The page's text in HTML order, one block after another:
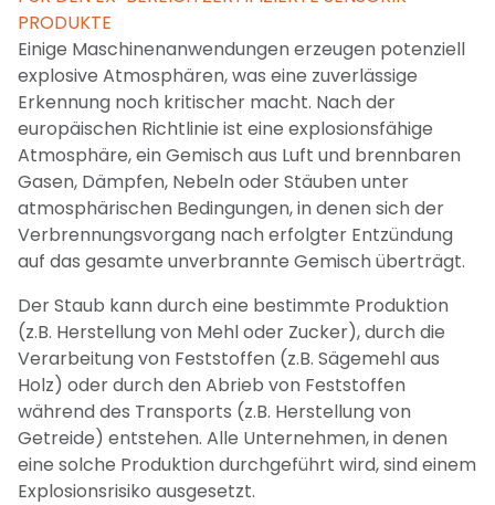
PRODUKTE
Einige Maschinenanwendungen erzeugen potenziell
explosive Atmosphären, was eine zuverlässige
Erkennung noch kritischer macht. Nach der
europäischen Richtlinie ist eine explosionsfähige
Atmosphäre, ein Gemisch aus Luft und brennbaren
Gasen, Dämpfen, Nebeln oder Stäuben unter
atmosphärischen Bedingungen, in denen sich der
Verbrennungsvorgang nach erfolgter Entzündung
auf das gesamte unverbrannte Gemisch überträgt.
Der Staub kann durch eine bestimmte Produktion
(z.B. Herstellung von Mehl oder Zucker), durch die
Verarbeitung von Feststoffen (z.B. Sägemehl aus
Holz) oder durch den Abrieb von Feststoffen
während des Transports (z.B. Herstellung von
Getreide) entstehen. Alle Unternehmen, in denen
eine solche Produktion durchgeführt wird, sind einem
Explosionsrisiko ausgesetzt.